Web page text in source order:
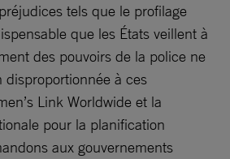
tels que le profilage
que les États veillent à
des pouvoirs de la police ne
disproportionnée à ces
Link Worldwide et la
pour la planification
aux gouvernements